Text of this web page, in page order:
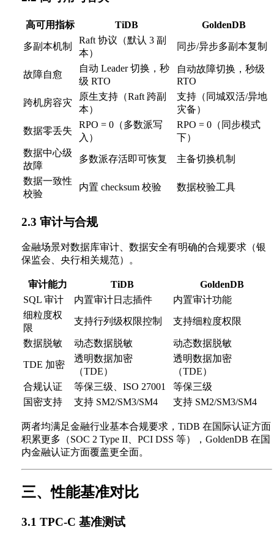
高可用指标 TiDB GoldenDB
多副本机制
Raft 协议（默认 3 副
本）
同步/异步多副本复制
故障自愈
自动 Leader 切换，秒
级 RTO
自动故障切换，秒级
RTO
跨机房容灾
原生支持（Raft 跨副
本）
支持（同城双活/异地
灾备）
数据零丢失
RPO = 0（多数派写
入）
RPO = 0（同步模式
下）
数据中心级
故障
多数派存活即可恢复 主备切换机制
数据一致性
校验
内置 checksum 校验 数据校验工具
2.3 审计与合规
金融场景对数据库审计、数据安全有明确的合规要求（银
保监会、央行相关规范）。
审计能力 TiDB
GoldenDB
SQL 审计
内置审计日志插件
内置审计功能
细粒度权
限
支持行列级权限控制 支持细粒度权限
数据脱敏 动态数据脱敏 动态数据脱敏
TDE 加密
透明数据加密
（TDE）
透明数据加密
（TDE）
合规认证
等保三级、ISO 27001
等保三级
国密支持
支持 SM2/SM3/SM4 支持 SM2/SM3/SM4
两者均满足金融行业基本合规要求，TiDB 在国际认证方面
积累更多（SOC 2 Type II、PCI DSS 等），GoldenDB 在国
内金融认证方面覆盖更全面。
三、性能基准对比
3.1 TPC-C 基准测试